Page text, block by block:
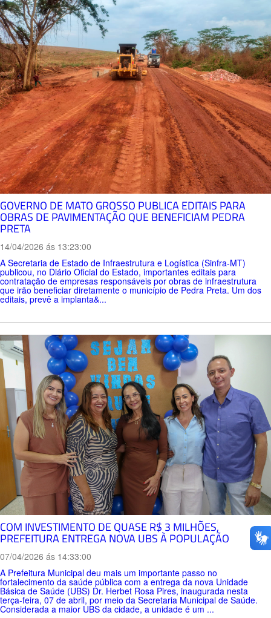
GOVERNO DE MATO GROSSO PUBLICA EDITAIS PARA
OBRAS DE PAVIMENTAÇÃO QUE BENEFICIAM PEDRA
PRETA
14/04/2026 ás 13:23:00
A Secretaria de Estado de Infraestrutura e Logística (Sinfra-MT)
publicou, no Diário Oficial do Estado, importantes editais para
contratação de empresas responsáveis por obras de infraestrutura
que irão beneficiar diretamente o município de Pedra Preta. Um dos
editais, prevê a implanta&...
COM INVESTIMENTO DE QUASE R$ 3 MILHÕES,
PREFEITURA ENTREGA NOVA UBS À POPULAÇÃO
07/04/2026 ás 14:33:00
A Prefeitura Municipal deu mais um importante passo no
fortalecimento da saúde pública com a entrega da nova Unidade
Básica de Saúde (UBS) Dr. Herbet Rosa Pires, inaugurada nesta
terça-feira, 07 de abril, por meio da Secretaria Municipal de Saúde.
Considerada a maior UBS da cidade, a unidade é um ...